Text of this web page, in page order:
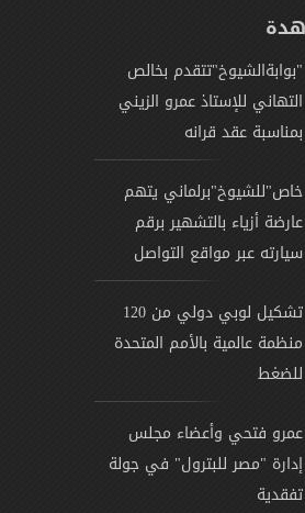
"بوابةالشيوخ"تتقدم بخالص
التهاني للإستاذ عمرو الزيني
بمناسبة عقد قرانه
خاص"للشيوخ"برلماني يتهم
عارضة أزياء بالتشهير برقم
سيارته عبر مواقع التواصل
تشكيل لوبي دولي من 120
منظمة عالمية بالأمم المتحدة
للضغط
عمرو فتحي وأعضاء مجلس
إدارة "مصر للبترول" في جولة
تفقدية